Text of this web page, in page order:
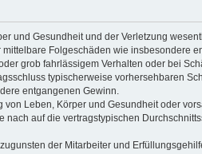
und Gesundheit und der Verletzung
Folgeschäden wie insbesondere
grob fahrlässigem Verhalten oder bei
typischerweise vorhersehbaren
entgangenen Gewinn.
Leben, Körper und Gesundheit oder
auf die vertragstypischen
der Mitarbeiter und